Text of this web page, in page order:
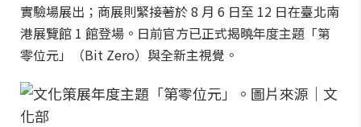
實驗場展出；商展則緊接著於 8 月 6 日至 12 日在臺北南
港展覽館 1 館登場。日前官方已正式揭曉年度主題「第
零位元」（Bit Zero）與全新主視覺。